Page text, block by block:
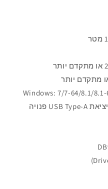
✔ חומרה: מחשב נייח או נייד עם יציאת USB Type-A פנויה